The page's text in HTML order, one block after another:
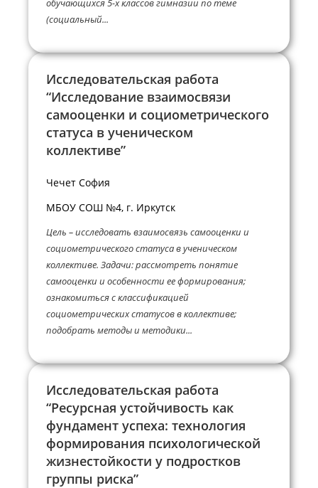
обучающихся 5-х классов гимназии по теме
(социальный...
Исследовательская работа
“Исследование взаимосвязи
самооценки и социометрического
статуса в ученическом
коллективе”
Чечет София
МБОУ СОШ №4, г. Иркутск
Цель – исследовать взаимосвязь самооценки и
социометрического статуса в ученическом
коллективе. Задачи: рассмотреть понятие
самооценки и особенности ее формирования;
ознакомиться с классификацией
социометрических статусов в коллективе;
подобрать методы и методики...
Исследовательская работа
“Ресурсная устойчивость как
фундамент успеха: технология
формирования психологической
жизнестойкости у подростков
группы риска”